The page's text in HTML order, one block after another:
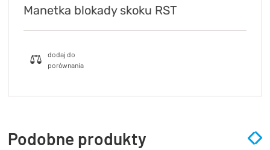
Manetka blokady skoku RST
Podobne produkty